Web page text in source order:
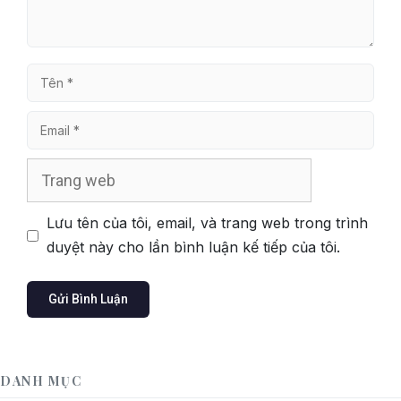
Tên
Email
Lưu tên của tôi, email, và trang web trong trình
duyệt này cho lần bình luận kế tiếp của tôi.
DANH MỤC